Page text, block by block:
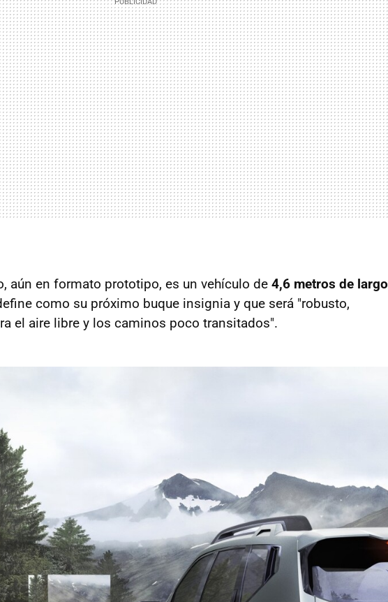
aún en formato prototipo, es un vehículo de 4,6 metros de largo
como su próximo buque insignia y que será "robusto,
el aire libre y los caminos poco transitados".